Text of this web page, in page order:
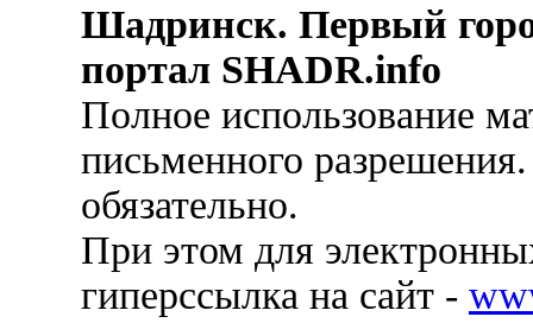
Шадринск. Первый
портал SHADR.info
Полное использование
письменного
обязательно.
При этом для
гиперссылка на сайт -